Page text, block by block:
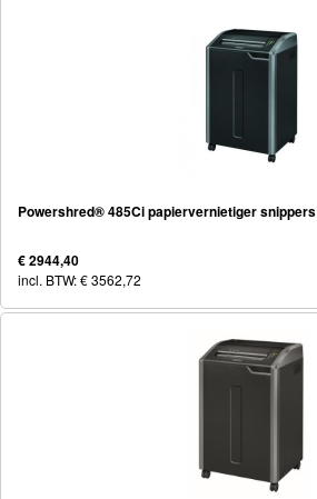
Powershred® 485Ci papiervernietiger snippers
€ 2944,40
incl. BTW: € 3562,72